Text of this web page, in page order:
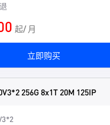
起/ 月
立即购买
256G 8x1T 20M 125IP